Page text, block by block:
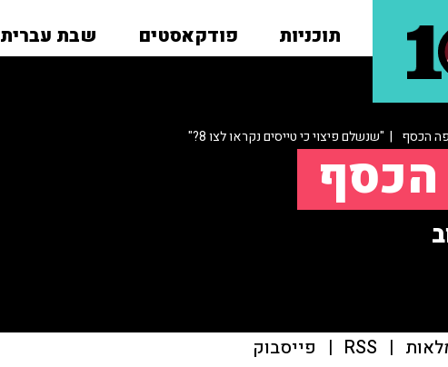
תוכניות פודקאסטים שבת עברית
הכסף | "שנשלם פיצוי כי טייסים נקראו לצו 8?"
|
RSS
| פייסבוק